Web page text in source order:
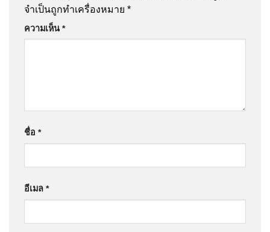
จำเป็นถูกทำเครื่องหมาย *
ความเห็น *
ชื่อ *
อีเมล *